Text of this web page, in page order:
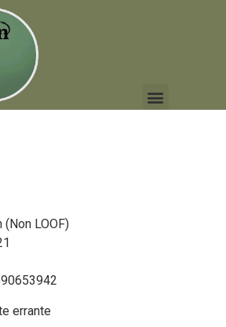
(Non LOOF)
errante